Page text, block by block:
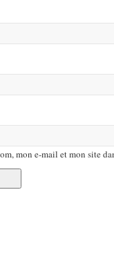
mon e-mail et mon site